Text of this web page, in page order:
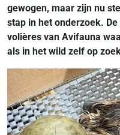
gewogen, maar zijn nu
stap in het onderzoek.
volières van Avifauna
als in het wild zelf op